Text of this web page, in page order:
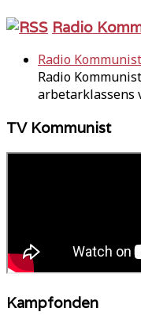
Radio
Radio
Radio
arbetarklassens
TV Kommunist
Kampfonden